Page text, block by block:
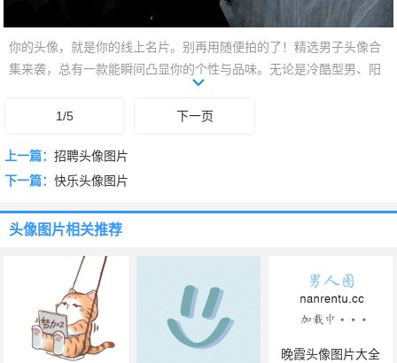
你的头像，就是你的线上名片。别再用随便拍的了！精选男子头像合
集来袭，总有一款能瞬间凸显你的个性与品味。无论是冷酷型男、阳
光少年，还是成熟稳重、潮流前卫，这里都能找到你的专属标签。滑
下去，找到那张让你自信加倍、引人注目的最佳头像吧！
1/5 下一页
上一篇： 招聘头像图片
下一篇： 快乐头像图片
头像图片相关推荐
晚霞头像图片大全